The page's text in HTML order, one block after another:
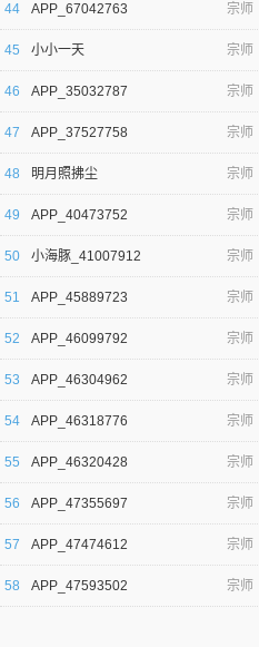
44 APP_67042763 宗师
45 小小一天 宗师
46 APP_35032787 宗师
47 APP_37527758 宗师
48 明月照拂尘 宗师
49 APP_40473752 宗师
50 小海豚_41007912 宗师
51 APP_45889723 宗师
52 APP_46099792 宗师
53 APP_46304962 宗师
54 APP_46318776 宗师
55 APP_46320428 宗师
56 APP_47355697 宗师
57 APP_47474612 宗师
58 APP_47593502 宗师